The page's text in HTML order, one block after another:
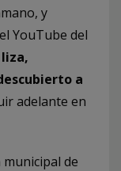
y
YouTube del
a
adelante en
de